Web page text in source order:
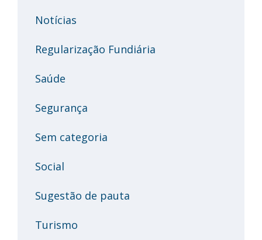
Notícias
Regularização Fundiária
Saúde
Segurança
Sem categoria
Social
Sugestão de pauta
Turismo